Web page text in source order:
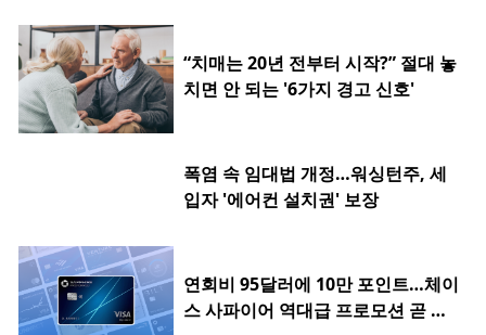
“치매는 20년 전부터 시작?” 절대 놓
치면 안 되는 '6가지 경고 신호'
폭염 속 임대법 개정…워싱턴주, 세
입자 '에어컨 설치권' 보장
연회비 95달러에 10만 포인트…체이
스 사파이어 역대급 프로모션 곧 종